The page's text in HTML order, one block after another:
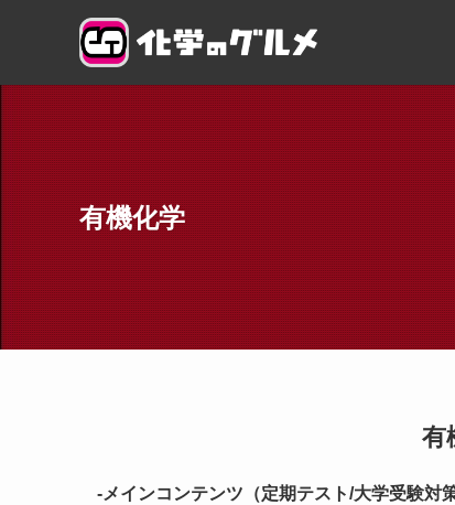
有機化学
有
-メインコンテンツ（定期テスト/大学受験対